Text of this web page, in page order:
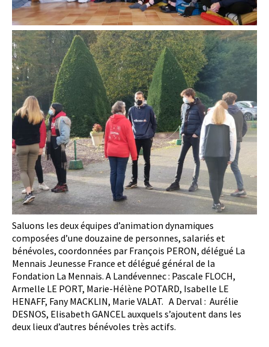
Saluons les deux équipes d’animation dynamiques
composées d’une douzaine de personnes, salariés et
bénévoles, coordonnées par François PERON, délégué La
Mennais Jeunesse France et délégué général de la
Fondation La Mennais. A Landévennec : Pascale FLOCH,
Armelle LE PORT, Marie-Hélène POTARD, Isabelle LE
HENAFF, Fany MACKLIN, Marie VALAT. A Derval : Aurélie
DESNOS, Elisabeth GANCEL auxquels s’ajoutent dans les
deux lieux d’autres bénévoles très actifs.